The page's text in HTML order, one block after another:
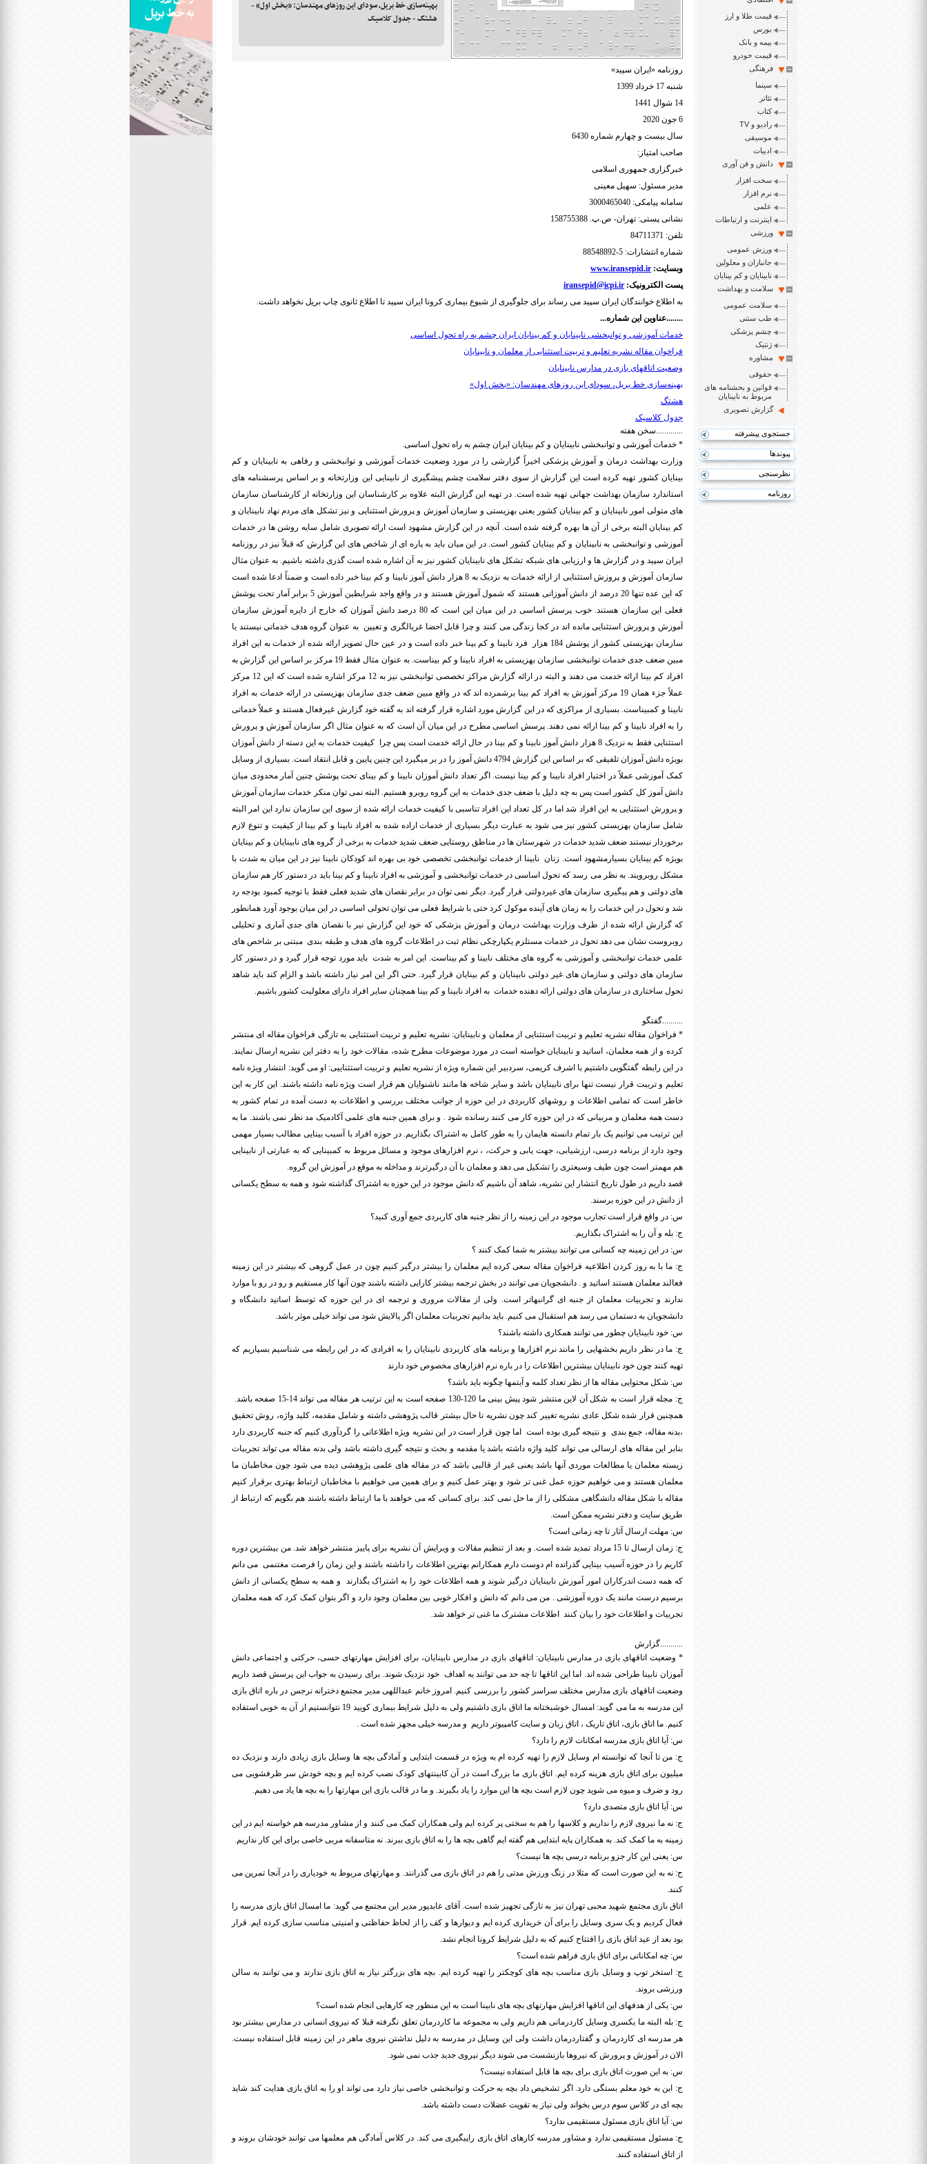
قیمت طلا و ارز
بورس
بیمه و بانک
قیمت خودرو
فرهنگی
سینما
تئاتر
کتاب
رادیو و TV
موسیقی
ادبیات
دانش و فن آوری
سخت افزار
نرم افزار
علمی
اینترنت و ارتباطات
ورزشی
ورزش عمومی
جانبازان و معلولین
نابینایان و کم بینایان
سلامت و بهداشت
سلامت عمومی
طب سنتی
چشم پزشکی
ژنتیک
مشاوره
حقوقی
قوانین و بخشنامه های
مربوط به نابینایان
گزارش تصویری
جستجوی پیشرفته
پیوندها
نظرسنجی
روزنامه
بهینه‌سازی خط بریل، سودای این روز‌های مهندسان: «بخش اول» -
هشتگ - جدول کلاسیک
روزنامه «ایران سپید»
شنبه 17 خرداد 1399
14 شوال 1441
6 جون 2020
سال بیست و چهارم شماره 6430
صاحب امتیاز:
خبرگزاری جمهوری اسلامی
مدیر مسئول: سهیل معینی
سامانه پیامکی: 3000465040
نشانی پستی: تهران- ص.پ. 158755388
تلفن: 84711371
شماره انتشارات: 5-88548892
وبسایت: www.iransepid.ir
پست الکترونیک: iransepid@icpi.ir
به اطلاع خوانندگان ایران سپید می رساند برای جلوگیری از شیوع بیماری کرونا ایران سپید تا اطلاع ثانوی چاپ بریل نخواهد داشت.
........عناوین این شماره...
خدمات آموزشی و توانبخشی نابینایان و کم بینایان ایران چشم به راه تحول اساسی
فراخوان مقاله نشریه تعلیم و تربیت استثنایی از معلمان و نابینایان
وضعیت اتاقهای بازی در مدارس نابینایان
بهینه‌سازی خط بریل، سودای این روز‌های مهندسان: «بخش اول»
هشتگ
جدول کلاسیک
.............سخن هفته
* خدمات آموزشی و توانبخشی نابینایان و کم بینایان ایران چشم به راه تحول اساسی.
وزارت بهداشت درمان و آموزش پزشکی اخیراً گزارشی را در مورد وضعیت خدمات آموزشی و توانبخشی و رفاهی به نابینایان و کم
بینایان کشور تهیه کرده است این گزارش از سوی دفتر سلامت چشم پیشگیری از نابینایی این وزارتخانه و بر اساس پرسشنامه های
استاندارد سازمان بهداشت جهانی تهیه شده است. در تهیه این گزارش البته علاوه بر کارشناسان این وزارتخانه از کارشناسان سازمان
های متولی امور نابینایان و کم بینایان کشور یعنی بهزیستی و سازمان آموزش و پرورش استثنایی و نیز تشکل های مردم نهاد نابینایان و
کم بینایان البته برخی از آن ها بهره گرفته شده است. آنچه در این گزارش مشهود است ارائه تصویری شامل سایه روشن ها در خدمات
آموزشی و توانبخشی به نابینایان و کم بینایان کشور است. در این میان باید به پاره ای از شاخص های این گزارش که قبلاً نیز در روزنامه
ایران سپید و در گزارش ها و ارزیابی های شبکه تشکل های نابینایان کشور نیز به آن اشاره شده است گذری داشته باشیم. به عنوان مثال
سازمان آموزش و پروزش استثنایی از ارائه خدمات به نزدیک به 8 هزار دانش آموز نابینا و کم بینا خبر داده است و ضمناً ادعا شده است
که این عده تنها 20 درصد از دانش آموزانی هستند که شمول آموزش هستند و در واقع واجد شرایطین آموزش 5 برابر آمار تحت پوشش
فعلی این سازمان هستند. خوب پرسش اساسی در این میان این است که 80 درصد دانش آموزان که خارج از دایره آموزش سازمان
آموزش و پرورش استثنایی مانده اند در کجا زندگی می کنند و چرا قابل احضا غربالگری و تعیین به عنوان گروه هدف خدماتی نیستند یا
سازمان بهزیستی کشور از پوشش 184 هزار فرد نابینا و کم بینا خبر داده است و در عین حال تصویر ارائه شده از خدمات به این افراد
مبین ضعف جدی خدمات توانبخشی سازمان بهزیستی به افراد نابینا و کم بیناست. به عنوان مثال فقط 19 مرکز بر اساس این گزارش به
افراد کم بینا ارائه خدمت می دهند و البته در ارائه گزارش مراکز تخصصی توانبخشی نیز به 12 مرکز اشاره شده است که این 12 مرکز
عملاً جزء همان 19 مرکز آموزش به افراد کم بینا برشمرده اند که در واقع مبین ضعف جدی سازمان بهزیستی در ارائه خدمات به افراد
نابینا و کمبیناست. بسیاری از مراکزی که در این گزارش مورد اشاره قرار گرفته اند به گفته خود گزارش غیرفعال هستند و عملاً خدماتی
را به افراد نابینا و کم بینا ارائه نمی دهند. پرسش اساسی مطرح در این میان آن است که به عنوان مثال اگر سازمان آموزش و پرورش
استثنایی فقط به نزدیک 8 هزار دانش آموز نابینا و کم بینا در حال ارائه خدمت است پس چرا کیفیت خدمات به این دسته از دانش آموزان
بویژه دانش آموزان تلفیقی که بر اساس این گزارش 4794 دانش آموز را در بر میگیرد این چنین پایین و قابل انتقاد است. بسیاری از وسایل
کمک آموزشی عملاً در اختیار افراد نابینا و کم بینا نیست. اگر تعداد دانش آموزان نابینا و کم بینای تحت پوشش چنین آمار محدودی میان
دانش آموز کل کشور است پس به چه دلیل با ضعف جدی خدمات به این گروه روبرو هستیم. البته نمی توان منکر خدمات سازمان آموزش
و پرورش استثنایی به این افراد شد اما در کل تعداد این افراد تناسبی با کیفیت خدمات ارائه شده از سوی این سازمان ندارد این امر البته
شامل سازمان بهزیستی کشور نیز می شود به عبارت دیگر بسیاری از خدمات اراده شده به افراد نابینا و کم بینا از کیفیت و تنوع لازم
برخوردار نیستند ضعف شدید خدمات در شهرستان ها در مناطق روستایی ضعف شدید خدمات به برخی از گروه های نابینایان و کم بینایان
بویژه کم بینایان بسیارمشهود است. زنان نابینا از خدمات توانبخشی تخصصی خود بی بهره اند کودکان نابینا نیز در این میان به شدت با
مشکل روبرویند. به نظر می رسد که تحول اساسی در خدمات توانبخشی و آموزشی به افراد نابینا و کم بینا باید در دستور کار هم سازمان
های دولتی و هم پیگیری سازمان های غیردولتی قرار گیرد. دیگر نمی توان در برابر نقصان های شدید فعلی فقط با توجیه کمبود بودجه رد
شد و تحول در این خدمات را به زمان های آینده موکول کرد حتی با شرایط فعلی می توان تحولی اساسی در این میان بوجود آورد همانطور
که گزارش ارائه شده از طرف وزارت بهداشت درمان و آموزش پزشکی که خود این گزارش نیر با نقصان های جدی آماری و تحلیلی
روبروست نشان می دهد تحول در خدمات مستلزم یکپارچکی نظام ثبت در اطلاعات گروه های هدف و طبقه بندی مبتنی بر شاخص های
علمی خدمات توانبخشی و آموزشی به گروه های مختلف نابینا و کم بیناست. این امر به شدت باید مورد توجه قرار گیرد و در دستور کار
سازمان های دولتی و سازمان های غیر دولتی نابینایان و کم بینایان قرار گیرد. حتی اگر این امر نیاز داشته باشد و الزام کند باید شاهد
تحول ساختاری در سازمان های دولتی ارائه دهنده خدمات به افراد نابینا و کم بینا همچنان سایر افراد دارای معلولیت کشور باشیم.
..........گفتگو
* فراخوان مقاله نشریه تعلیم و تربیت استثنایی از معلمان و نابینایان: نشریه تعلیم و تربیت استثنایی به تازگی فراخوان مقاله ای منتشر
کرده و از همه معلمان، اساتید و نابینایان خواسته است در مورد موضوعات مطرح شده، مقالات خود را به دفتر این نشریه ارسال نمایند.
در این رابطه گفتگویی داشتیم با اشرف کریمی، سردبیر این شماره ویژه از نشریه تعلیم و تربیت استثناییی: او می گوید: انتشار ویژه نامه
تعلیم و تربیت قرار نیست تنها برای نابینایان باشد و سایر شاخه ها مانند ناشنوایان هم قرار است ویژه نامه داشته باشند. این کار به این
خاطر است که تمامی اطلاعات و روشهای کاربردی در این حوزه از جوانب مختلف بررسی و اطلاعات به دست آمده در تمام کشور به
دست همه معلمان و مربیانی که در این حوزه کار می کنند رسانده شود . و برای همین جنبه های علمی آکادمیک مد نظر نمی باشند. ما به
این ترتیب می توانیم یک بار تمام دانسته هایمان را به طور کامل به اشتراک بگذاریم. در حوزه افراد با آسیب بینایی مطالب بسیار مهمی
وجود دارد از برنامه درسی، ارزشیابی، جهت یابی و حرکت، ، نرم افزارهای موجود و مسائل مربوط به کمبینایی که به عبارتی از نابینایی
هم مهمتر است چون طیف وسیعتری را تشکیل می دهد و معلمان با آن درگیرترند و مداخله به موقع در آموزش این گروه.
قصد داریم در طول تاریخ انتشار این نشریه، شاهد آن باشیم که دانش موجود در این حوزه به اشتراک گذاشته شود و همه به سطح یکسانی
از دانش در این حوزه برسند.
س: در واقع قرار است تجارب موجود در این زمینه را از نظر جنبه های کاربردی جمع آوری کنید؟
ج: بله و آن را به اشتراک بگذاریم.
س: در این زمینه چه کسانی می توانند بیشتر به شما کمک کنند ؟
ج: ما با به روز کردن اطلاعیه فراخوان مقاله سعی کرده ایم معلمان را بیشتر درگیر کنیم چون در عمل گروهی که بیشتر در این زمینه
فعالند معلمان هستند اساتید و . دانشجویان می توانند در بخش ترجمه بیشتر کارایی داشته باشند چون آنها کار مستقیم و رو در رو با موارد
ندارند و تجربیات معلمان از جنبه ای گرانبهاتر است. ولی از مقالات مروری و ترجمه ای در این حوزه که توسط اساتید دانشگاه و
دانشجویان به دستمان می رسد هم استقبال می کنیم. باید بدانیم تجربیات معلمان اگر پالایش شود می تواند خیلی موثر باشد.
س: خود نابینایان چطور می توانند همکاری داشته باشند؟
ج: ما در نظر داریم بخشهایی را مانند نرم افزارها و برنامه های کاربردی نابینایان را به افرادی که در این رابطه می شناسیم بسپاریم که
تهیه کنند چون خود نابینایان بیشترین اطلاعات را در باره نرم افزارهای مخصوص خود دارند
س: شکل محتوایی مقاله ها از نظر تعداد کلمه و آیتمها چگونه باید باشد؟
ج: مجله قرار است به شکل آن لاین منتشر شود پیش بینی ما 120-130 صفحه است به این ترتیب هر مقاله می تواند 14-15 صفحه باشد.
همچنین قرار شده شکل عادی نشریه تغییر کند چون نشریه تا حال بیشتر قالب پژوهشی داشته و شامل مقدمه، کلید واژه، روش تحقیق
،بدنه مقاله، جمع بندی و نتیجه گیری بوده است اما چون قرار است در این نشریه ویژه اطلاعاتی را گردآوری کنیم که جنبه کاربردی دارد
بنابر این مقاله های ارسالی می تواند کلید واژه داشته باشد یا مقدمه و بحث و نتیجه گیری داشته باشد ولی بدنه مقاله می تواند تجربیات
زیسته معلمان یا مطالعات موردی آنها باشد یعنی غیر از قالبی باشد که در مقاله های علمی پژوهشی دیده می شود چون مخاطبان ما
معلمان هستند و می خواهیم حوزه عمل غنی تر شود و بهتر عمل کنیم و برای همین می خواهیم با مخاطبان ارتباط بهتری برقرار کنیم
مقاله با شکل مقاله دانشگاهی مشکلی را از ما حل نمی کند. برای کسانی که می خواهند با ما ارتباط داشته باشند هم بگویم که ارتباط از
طریق سایت و دفتر نشریه ممکن است.
س: مهلت ارسال آثار تا چه زمانی است؟
ج: زمان ارسال تا 15 مرداد تمدید شده است. و بعد از تنظیم مقالات و ویرایش آن نشریه برای پاییز منتشر خواهد شد. من بیشترین دوره
کاریم را در حوزه آسیب بینایی گذرانده ام دوست دارم همکارانم بهترین اطلاعات را داشته باشند و این زمان را فرصت مغتنمی می دانم
که همه دست اندرکاران امور آموزش نابینایان درگیر شوند و همه اطلاعات خود را به اشتراک بگذارند و همه به سطح یکسانی از دانش
برسیم درست مانند یک دوره آموزشی . من می دانم که دانش و افکار خوبی بین معلمان وجود دارد و اگر بتوان کمک کرد که همه معلمان
تجربیات و اطلاعات خود را بیان کنند اطلاعات مشترک ما غنی تر خواهد شد.
...........گزارش
* وضعیت اتاقهای بازی در مدارس نابینایان: اتاقهای بازی در مدارس نابینایان، برای افزایش مهارتهای حسی، حرکتی و اجتماعی دانش
آموزان نابینا طراحی شده اند. اما این اتاقها تا چه حد می توانند به اهداف خود نزدیک شوند. برای رسیدن به جواب این پرسش قصد داریم
وضعیت اتاقهای بازی مدارس مختلف سراسر کشور را بررسی کنیم. امروز خانم عبداللهی مدیر مجتمع دخترانه نرجس در باره اتاق بازی
این مدرسه به ما می گوید: امسال خوشبختانه ما اتاق بازی داشتیم ولی به دلیل شرایط بیماری کویید 19 نتوانستیم از آن به خوبی استفاده
کنیم. ما اتاق بازی، اتاق تاریک ، اتاق زبان و سایت کامپیوتر داریم و مدرسه خیلی مجهز شده است .
س: آیا اتاق بازی مدرسه امکانات لازم را دارد؟
ج: من تا آنجا که توانسته ام وسایل لازم را تهیه کرده ام به ویژه در قسمت ابتدایی و آمادگی بچه ها وسایل بازی زیادی دارند و نزدیک ده
میلیون برای اتاق بازی هزینه کرده ایم. اتاق بازی ما بزرگ است در آن کابینتهای کودک نصب کرده ایم و بچه خودش سر ظرفشویی می
رود و ضرف و میوه می شوید چون لازم است بچه ها این موارد را یاد بگیرند. و ما در قالب بازی این مهارتها را به بچه ها یاد می دهیم.
س: آیا اتاق بازی متصدی دارد؟
ج: نه ما نیروی لازم را نداریم و کلاسها را هم به سختی پر کرده ایم ولی همکاران کمک می کنند و از مشاور مدرسه هم خواسته ایم در این
زمینه به ما کمک کند. به همکاران پایه ابتدایی هم گفته ایم گاهی بچه ها را به اتاق بازی ببرند. نه متاسفانه مربی خاصی برای این کار نداریم.
س: یعنی این کار جزو برنامه درسی بچه ها نیست؟
ج: نه به این صورت است که مثلا در زنگ ورزش مدتی را هم در اتاق بازی می گذرانند. و مهارتهای مربوط به خودیاری را در آنجا تمرین می
کنند.
اتاق بازی مجتمع شهید محبی تهران نیز به تازگی تجهیز شده است. آقای عابدپور مدیر این مجتمع می گوید: ما امسال اتاق بازی مدرسه را
فعال کردیم و یک سری وسایل را برای آن خریداری کرده ایم و دیوارها و کف را از لحاظ حفاظتی و امنیتی مناسب سازی کرده ایم. قرار
بود بعد از عید اتاق بازی را افتتاح کنیم که به دلیل شرایط کرونا انجام نشد.
س: چه امکاناتی برای اتاق بازی فراهم شده است؟
ج: استخر توپ و وسایل بازی مناسب بچه های کوچکتر را تهیه کرده ایم. بچه های بزرگتر نیاز به اتاق بازی ندارند و می توانند به سالن
ورزشی بروند.
س: یکی از هدفهای این اتاقها افزایش مهارتهای بچه های نابینا است به این منظور چه کارهایی انجام شده است؟
ج: بله البته ما یکسری وسایل کاردرمانی هم داریم ولی به مجموعه ما کاردرمان تعلق نگرفته قبلا که نیروی انسانی در مدارس بیشتر بود
هر مدرسه ای کاردرمان و گفتاردرمان داشت ولی این وسایل در مدرسه به دلیل نداشتن نیروی ماهر در این زمینه قابل استفاده نیست.
الان در آموزش و پرورش که نیروها بازنشست می شوند دیگر نیروی جدید جذب نمی شود.
س: به این صورت اتاق بازی برای بچه ها قابل استفاده نیست؟
ج: این به خود معلم بستگی دارد. اگر تشخیص داد بچه به حرکت و توانبخشی خاصی نیاز دارد می تواند او را به اتاق بازی هدایت کند شاید
بچه ای در کلاس سوم درس بخواند ولی نیاز به تقویت عضلات دست داشته باشد.
س: آیا اتاق بازی مسئول مستقیمی ندارد؟
ج: مسئول مستقیمی ندارد و مشاور مدرسه کارهای اتاق بازی راپیگیری می کند. در کلاس آمادگی هم معلمها می توانند خودشان بروند و
از اتاق استفاده کنند.